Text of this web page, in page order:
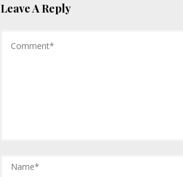
Leave A Reply